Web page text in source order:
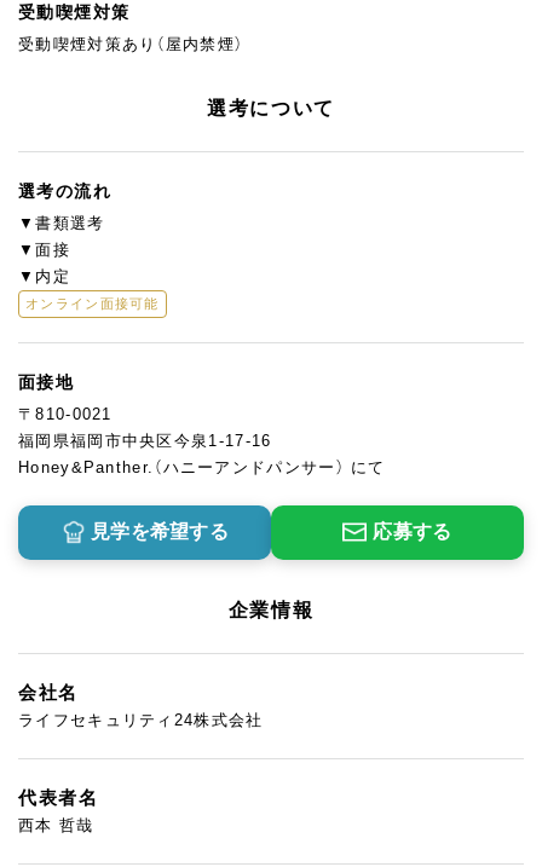
受動喫煙対策
受動喫煙対策あり（屋内禁煙）
選考について
選考の流れ
▼書類選考
▼面接
▼内定
オンライン面接可能
面接地
〒810-0021
福岡県福岡市中央区今泉1-17-16
Honey&Panther.（ハニーアンドパンサー） にて
見学を希望する 応募する
企業情報
会社名
ライフセキュリティ24株式会社
代表者名
西本 哲哉